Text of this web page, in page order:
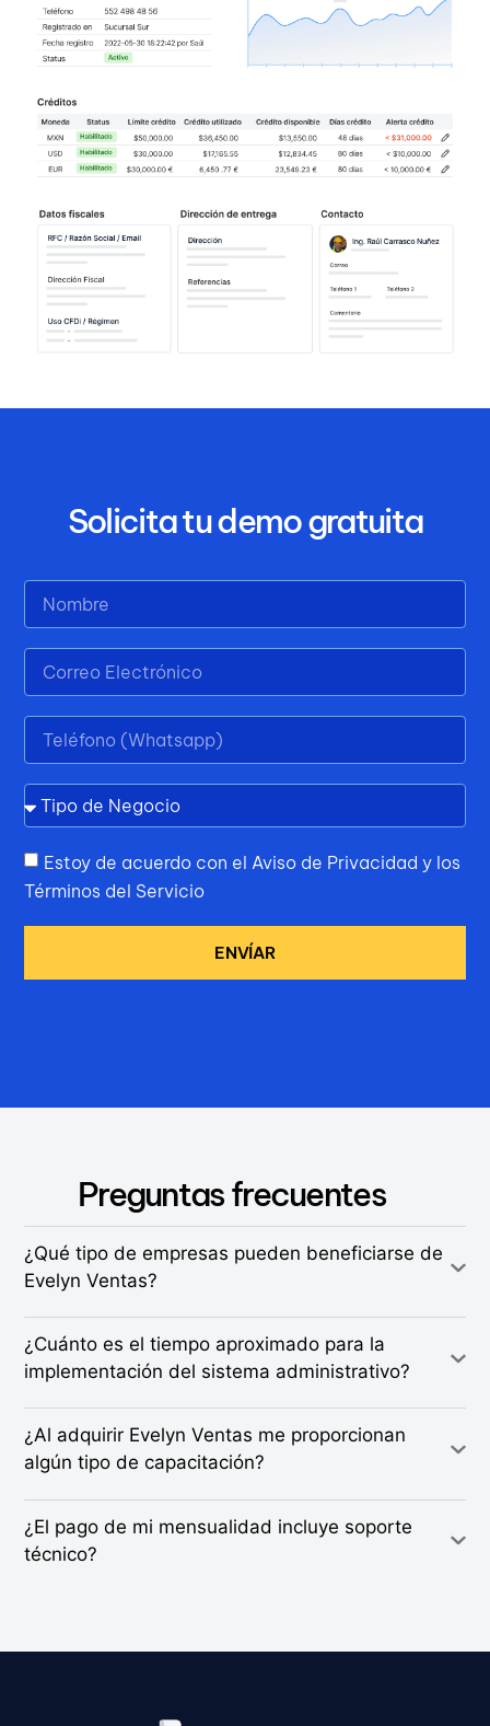
Solicita tu demo gratuita
Estoy de acuerdo con el Aviso de Privacidad y los
Términos del Servicio
ENVÍAR
Preguntas frecuentes
¿Qué tipo de empresas pueden beneficiarse de
Evelyn Ventas?
¿Cuánto es el tiempo aproximado para la
implementación del sistema administrativo?
¿Al adquirir Evelyn Ventas me proporcionan
algún tipo de capacitación?
¿El pago de mi mensualidad incluye soporte
técnico?